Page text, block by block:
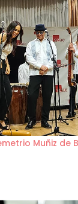
Muñiz de